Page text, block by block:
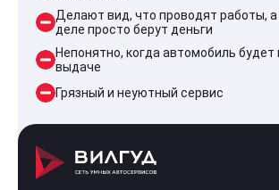
Делают вид, что проводят работы,
деле просто берут деньги
Непонятно, когда автомобиль будет
выдаче
Грязный и неуютный сервис